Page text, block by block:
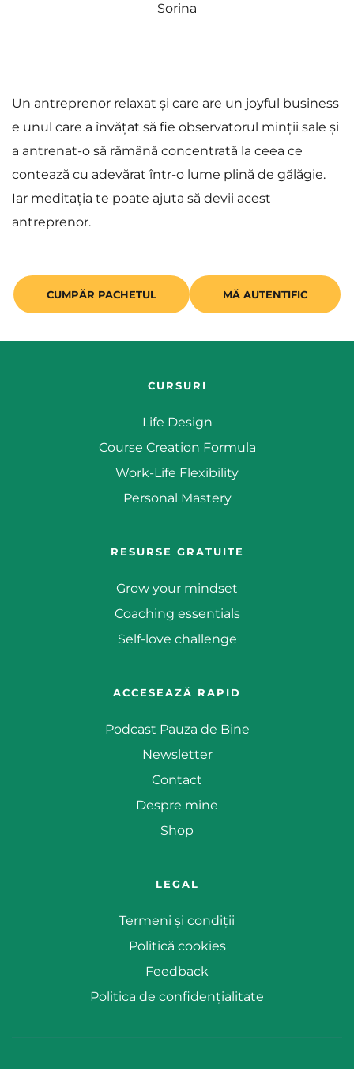
Sorina
Un antreprenor relaxat și care are un joyful business
e unul care a învățat să fie observatorul minții sale și
a antrenat-o să rămână concentrată la ceea ce
contează cu adevărat într-o lume plină de gălăgie.
Iar meditația te poate ajuta să devii acest
antreprenor.
CUMPĂR PACHETUL MĂ AUTENTIFIC
CURSURI
Life Design
Course Creation Formula
Work-Life Flexibility
Personal Mastery
RESURSE GRATUITE
Grow your mindset
Coaching essentials
Self-love challenge
ACCESEAZĂ RAPID
Podcast Pauza de Bine
Newsletter
Contact
Despre mine
Shop
LEGAL
Termeni și condiții
Politică cookies
Feedback
Politica de confidențialitate